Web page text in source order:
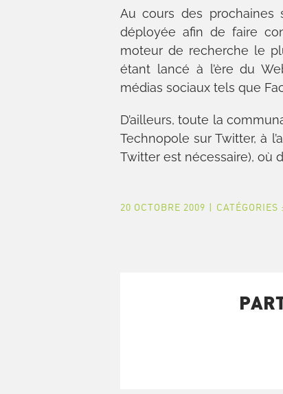
Au cours des prochaines
déployée afin de faire
moteur de recherche le
étant lancé à l’ère du
médias sociaux tels que
D’ailleurs, toute la
Technopole sur Twitter, à
Twitter est nécessaire), où
20 OCTOBRE 2009 | CATÉGORIES :